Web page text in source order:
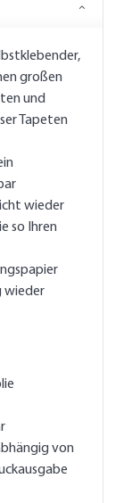
großen
und
Tapeten
wieder
so Ihren
wieder
von